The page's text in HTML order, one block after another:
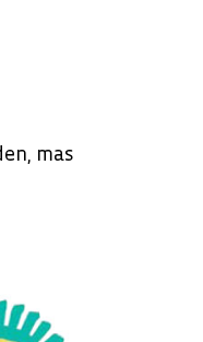
mas